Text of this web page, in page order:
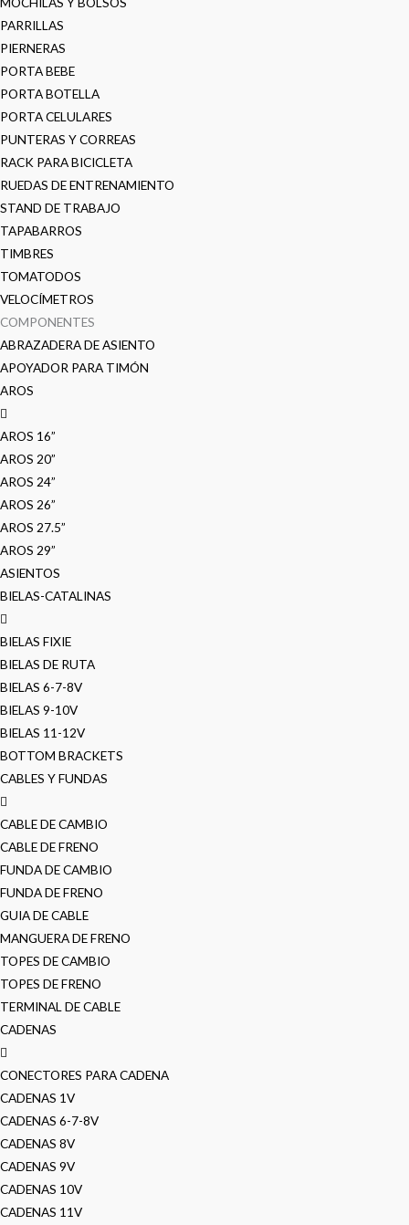
PARRILLAS
PIERNERAS
PORTA BEBE
PORTA BOTELLA
PORTA CELULARES
PUNTERAS Y CORREAS
RACK PARA BICICLETA
RUEDAS DE ENTRENAMIENTO
STAND DE TRABAJO
TAPABARROS
TIMBRES
TOMATODOS
VELOCÍMETROS
COMPONENTES
ABRAZADERA DE ASIENTO
APOYADOR PARA TIMÓN
AROS
AROS 16”
AROS 20”
AROS 24”
AROS 26”
AROS 27.5”
AROS 29”
ASIENTOS
BIELAS-CATALINAS
BIELAS FIXIE
BIELAS DE RUTA
BIELAS 6-7-8V
BIELAS 9-10V
BIELAS 11-12V
BOTTOM BRACKETS
CABLES Y FUNDAS
CABLE DE CAMBIO
CABLE DE FRENO
FUNDA DE CAMBIO
FUNDA DE FRENO
GUIA DE CABLE
MANGUERA DE FRENO
TOPES DE CAMBIO
TOPES DE FRENO
TERMINAL DE CABLE
CADENAS
CONECTORES PARA CADENA
CADENAS 1V
CADENAS 6-7-8V
CADENAS 8V
CADENAS 9V
CADENAS 10V
CADENAS 11V